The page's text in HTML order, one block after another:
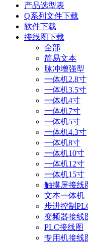
产品选型表
Q系列文件下载
软件下载
接线图下载
全部
简易文本
脉冲增强型
一体机2.8寸
一体机3.5寸
一体机4寸
一体机7寸
一体机5寸
一体机4.3寸
一体机8寸
一体机10寸
一体机12寸
一体机15寸
触摸屏接线
文本一体机
步进控制
变频器接线
PLC接线图
专用机接线